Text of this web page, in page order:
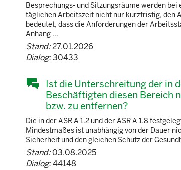
Besprechungs- und Sitzungsräume werden
täglichen Arbeitszeit nicht nur kurzfristig, den
bedeutet, dass die Anforderungen der
Anhang ...
Stand:27.01.2026
Dialog:30433
Ist die Unterschreitung der in
Beschäftigten diesen Bereich
bzw. zu entfernen?
Die in der ASR A 1.2 und der ASR A 1.8
Mindestmaßes ist unabhängig von der Dauer
Sicherheit und den gleichen Schutz der
Stand:03.08.2025
Dialog:44148